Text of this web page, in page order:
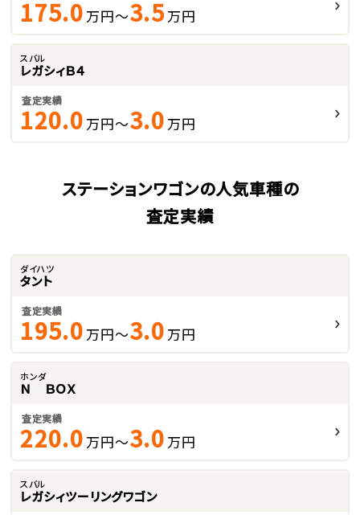
175.0 万円～3.5万円
スバル
レガシィＢ４
査定実績
120.0 万円～3.0 万円
ステーションワゴンの人気車種の
査定実績
ダイハツ
タント
査定実績
195.0 万円～3.0 万円
ホンダ
Ｎ ＢＯＸ
査定実績
220.0 万円～3.0 万円
スバル
レガシィツーリングワゴン